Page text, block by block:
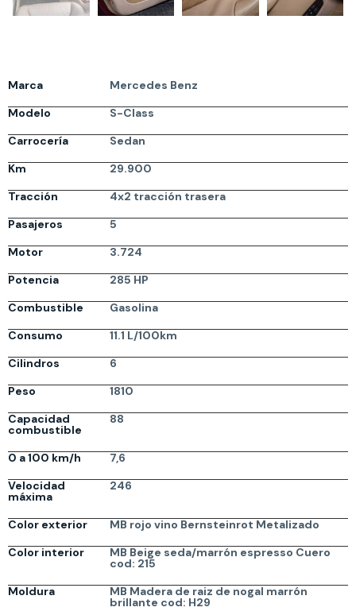
Marca
Mercedes Benz
Modelo
S-Class
Carrocería
Sedan
Km
29.900
Tracción
4x2 tracción trasera
Pasajeros
5
Motor
3.724
Potencia
285 HP
Combustible
Gasolina
Consumo
11.1 L/100km
Cilindros
6
Peso
1810
Capacidad
combustible
88
0 a 100 km/h
7,6
Velocidad
máxima
246
Color exterior
MB rojo vino Bernsteinrot Metalizado
Color interior
MB Beige seda/marrón espresso Cuero
cod: 215
Moldura
MB Madera de raiz de nogal marrón
brillante cod: H29